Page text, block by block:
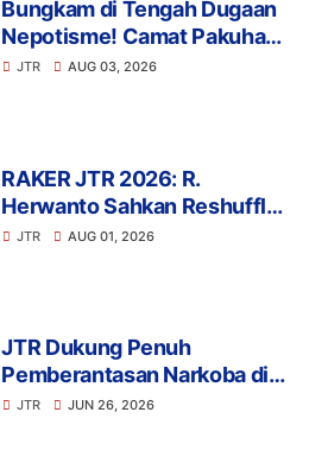
Bungkam di Tengah Dugaan
Nepotisme! Camat Pakuhaji
Tak Menjawab Soal Kaur
JTR AUG 03, 2026
RAKER JTR 2026: R.
Herwanto Sahkan Reshuffle
Pengurus dan Tegaskan
JTR AUG 01, 2026
JTR Dukung Penuh
Pemberantasan Narkoba di
Momentum Hari Anti
JTR JUN 26, 2026